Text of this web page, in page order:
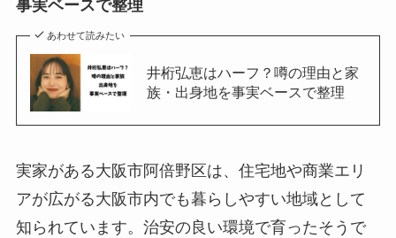
事実ベースで整理
あわせて読みたい
井桁弘恵はハーフ？噂の理由と家
族・出身地を事実ベースで整理
実家がある大阪市阿倍野区は、住宅地や商業エリ
アが広がる大阪市内でも暮らしやすい地域として
知られています。治安の良い環境で育ったそうで